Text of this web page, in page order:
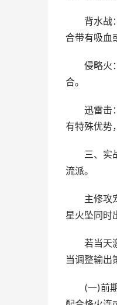
背水战：
合带有吸血
侵略火：
合。
迅雷击：
有特殊优势
三、实战
流派。
主修攻宠
星火坠同时
若当天激
当调整输出
(一)前期